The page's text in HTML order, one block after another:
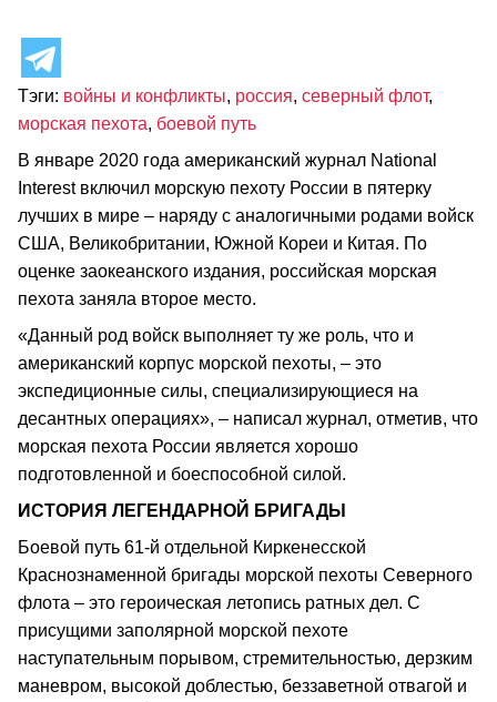
Тэги: войны и конфликты, россия, северный флот,
морская пехота, боевой путь
В январе 2020 года американский журнал National
Interest включил морскую пехоту России в пятерку
лучших в мире – наряду с аналогичными родами войск
США, Великобритании, Южной Кореи и Китая. По
оценке заокеанского издания, российская морская
пехота заняла второе место.
«Данный род войск выполняет ту же роль, что и
американский корпус морской пехоты, – это
экспедиционные силы, специализирующиеся на
десантных операциях», – написал журнал, отметив, что
морская пехота России является хорошо
подготовленной и боеспособной силой.
ИСТОРИЯ ЛЕГЕНДАРНОЙ БРИГАДЫ
Боевой путь 61-й отдельной Киркенесской
Краснознаменной бригады морской пехоты Северного
флота – это героическая летопись ратных дел. С
присущими заполярной морской пехоте
наступательным порывом, стремительностью, дерзким
маневром, высокой доблестью, беззаветной отвагой и